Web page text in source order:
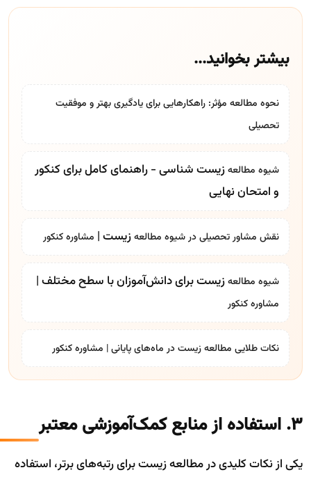
بیشتر بخوانید...
نحوه مطالعه مؤثر: راهکارهایی برای یادگیری بهتر و موفقیت
تحصیلی
شیوه مطالعهزیست شناسی - راهنمای کامل برای کنکور
و امتحان نهایی
نقش مشاور تحصیلی درشیوه مطالعهزیست | مشاوره کنکور
شیوه مطالعهزیست برای دانش‌آموزان با سطح مختلف |
مشاوره کنکور
نکات طلایی مطالعه زیست در ماه‌های پایانی | مشاوره کنکور
3. استفاده از منابع کمک‌آموزشی معتبر
یکی از نکات کلیدی در مطالعه زیست برای رتبه‌های برتر، استفاده